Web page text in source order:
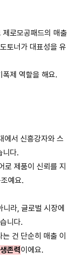
로모공패드의 매출
토너가 대표성을 유
폭제 역할을 해요.
에서 신흥강자와 스
니다.
로 제품이 신뢰를 지
예요.
니라, 글로벌 시장에
니다.
건 단순히 매출 이
존력이에요.